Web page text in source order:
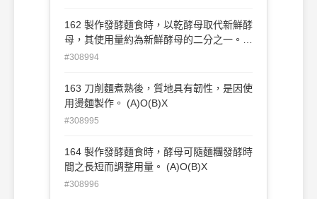
162 製作發酵麵食時，以乾酵母取代新鮮酵
母，其使用量約為新鮮酵母的二分之一。
(A)O(B)X
#308994
163 刀削麵煮熟後，質地具有韌性，是因使
用燙麵製作。 (A)O(B)X
#308995
164 製作發酵麵食時，酵母可隨麵糰發酵時
間之長短而調整用量。 (A)O(B)X
#308996